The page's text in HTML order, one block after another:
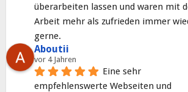
überarbeiten lassen und waren mit
Arbeit mehr als zufrieden immer
gerne.
Aboutii
vor 4 Jahren
Eine sehr
empfehlenswerte Webseiten und